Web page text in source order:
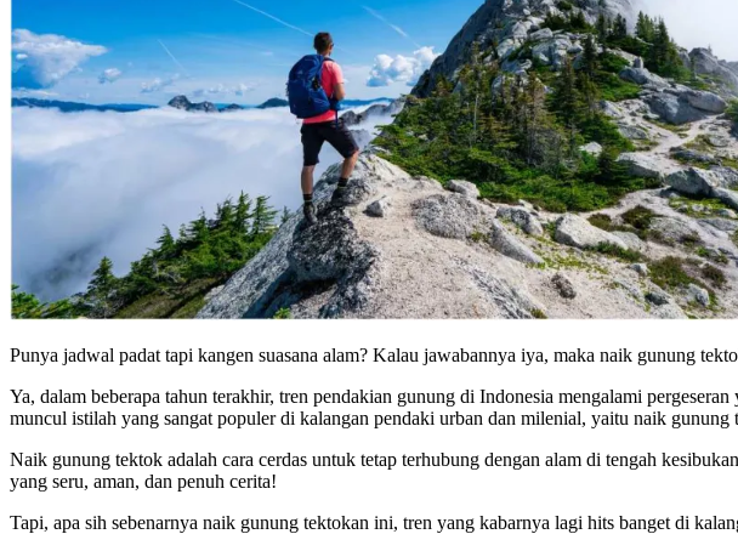
Punya jadwal padat tapi kangen suasana alam? Kalau jawabannya iya, maka naik gunung
Ya, dalam beberapa tahun terakhir, tren pendakian gunung di Indonesia mengalami
muncul istilah yang sangat populer di kalangan pendaki urban dan milenial, yaitu naik gunung
Naik gunung tektok adalah cara cerdas untuk tetap terhubung dengan alam di tengah
yang seru, aman, dan penuh cerita!
Tapi, apa sih sebenarnya naik gunung tektokan ini, tren yang kabarnya lagi hits banget di